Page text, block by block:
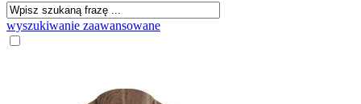
wyszukiwanie zaawansowane